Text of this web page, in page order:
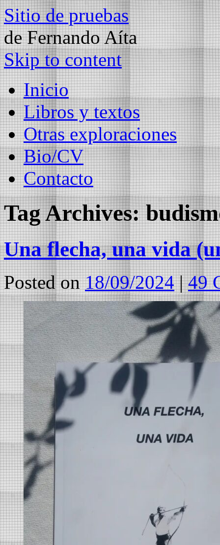
Sitio de pruebas
de Fernando Aíta
Skip to content
Inicio
Libros y textos
Otras exploraciones
Bio/CV
Contacto
Tag Archives:
Una flecha, una vida
Posted on 18/09/2024 | 49